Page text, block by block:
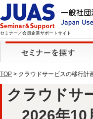
セミナー／会員企業サポートサイト
TOP > クラウドサービスの移行
クラウドサ
＿2026年